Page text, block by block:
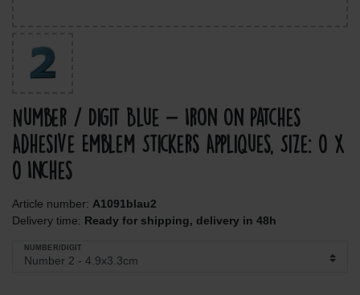
Number / Digit Blue - Iron On Patches
Adhesive Emblem Stickers Appliques, Size: 0 x
0 Inches
Article number: A1091blau2
Delivery time: Ready for shipping, delivery in 48h
NUMBER/DIGIT